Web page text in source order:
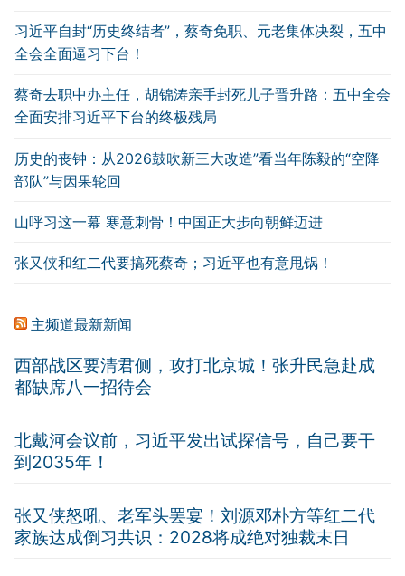
习近平自封“历史终结者”，蔡奇免职、元老集体决裂，五中
全会全面逼习下台！
蔡奇去职中办主任，胡锦涛亲手封死儿子晋升路：五中全会
全面安排习近平下台的终极残局
历史的丧钟：从2026鼓吹新三大改造”看当年陈毅的“空降
部队”与因果轮回
山呼习这一幕 寒意刺骨！中国正大步向朝鲜迈进
张又侠和红二代要搞死蔡奇；习近平也有意甩锅！
主频道最新新闻
西部战区要清君侧，攻打北京城！张升民急赴成
都缺席八一招待会
北戴河会议前，习近平发出试探信号，自己要干
到2035年！
张又侠怒吼、老军头罢宴！刘源邓朴方等红二代
家族达成倒习共识：2028将成绝对独裁末日